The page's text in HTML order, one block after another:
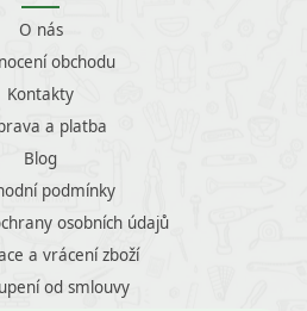
O nás
obchodu
Kontakty
a platba
Blog
podmínky
osobních údajů
a vrácení zboží
od smlouvy